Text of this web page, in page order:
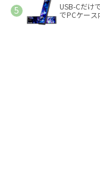
USB-Cだけ
でPCケース